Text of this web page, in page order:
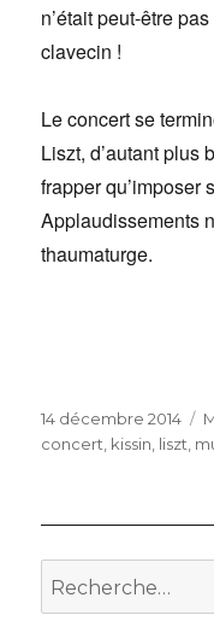
n’était peut-être
clavecin !
Le concert se
Liszt, d’autant plus
frapper qu’imposer
Applaudissements
thaumaturge.
Publié
le
14 décembre 2014
concert, kissin, liszt,
Recherche
pour